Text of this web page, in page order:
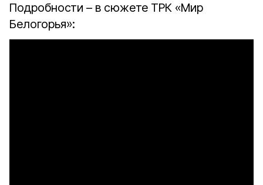
Подробности – в сюжете ТРК «Мир
Белогорья»: